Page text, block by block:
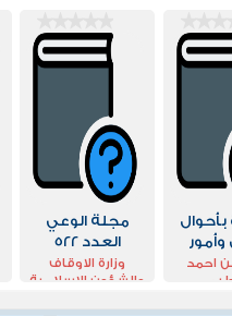
بأحوال
وأمور
احمد
مجلة الوعي
العدد 522
وزارة الاوقاف
والشؤون الاسلامية